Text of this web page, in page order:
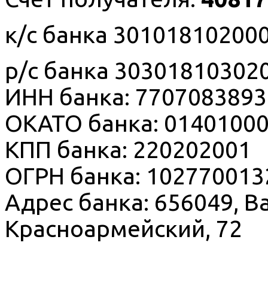
к/с банка
р/с банка
ИНН банка: 7707083893
ОКАТО банка:
КПП банка: 220202001
ОГРН банка:
Адрес банка: 656049,
Красноармейский, 72